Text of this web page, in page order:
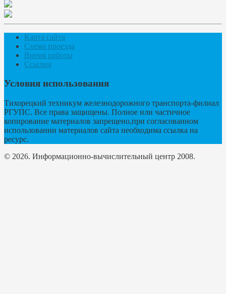
Карта сайта
Схема проезда
Время работы
Ссылки
Условия использования
Тихорецкий техникум железнодорожного транспорта-филиал
РГУПС. Все права защищены. Полное или частичное
копирование материалов запрещено,при согласованном
использовании материалов сайта необходима ссылка на
ресурс.
© 2026. Информационно-вычислительный центр 2008.